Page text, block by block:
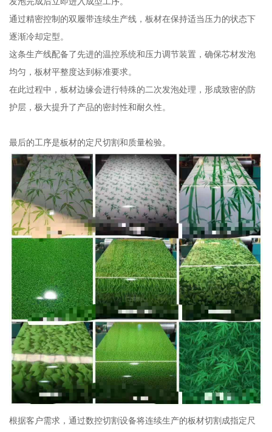
通过精密控制的双履带连续生产线，板材在保持适当压力的状态下
逐渐冷却定型。
这条生产线配备了先进的温控系统和压力调节装置，确保芯材发泡
均匀，板材平整度达到标准要求。
在此过程中，板材边缘会进行特殊的二次发泡处理，形成致密的防
护层，极大提升了产品的密封性和耐久性。
最后的工序是板材的定尺切割和质量检验。
根据客户需求，通过数控切割设备将连续生产的板材切割成指定尺